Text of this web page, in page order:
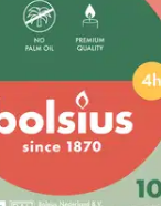
Nämä
100 kappaleen
liekin tunnelman,
ansiosta. Tämä
vahaa ja
erinomaisen
tuikut ovat saatavilla